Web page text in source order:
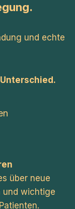
und echte
über neue
und wichtige